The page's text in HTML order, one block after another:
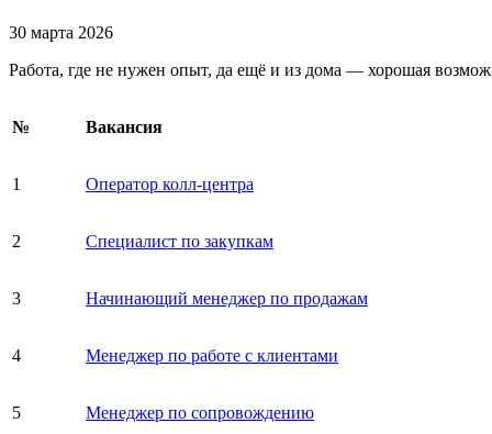
30 марта 2026
Работа, где не нужен опыт, да ещё и из дома — хорошая
№ Вакансия
1 Оператор колл-центра
2 Специалист по закупкам
3 Начинающий менеджер по продажам
4 Менеджер по работе с клиентами
5 Менеджер по сопровождению